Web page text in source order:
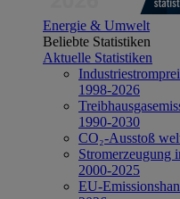
Energie & Umwelt
Beliebte Statistiken
Aktuelle Statistiken
1998-2026
1990-2030
CO₂-Ausstoß
Stromerzeugung
2000-2025
EU-